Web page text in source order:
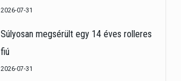
2026-07-31
Súlyosan megsérült egy 14 éves rolleres
fiú
2026-07-31